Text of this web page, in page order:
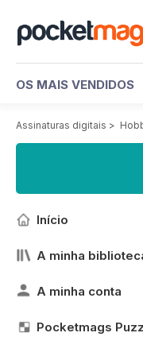
OS MAIS VENDIDOS
Assinaturas digitais >
Início
A minha
A minha conta
Pocketmags